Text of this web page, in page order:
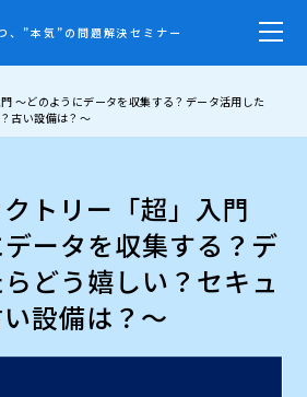
、”本気”の問題解決セミナー
～どのようにデータを収集する？データ活用した
古い設備は？～
トリー「超」入門
ータを収集する？デ
どう嬉しい？セキュ
設備は？～